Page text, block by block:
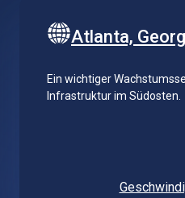
Atlanta,
Ein wichtiger
Infrastruktur im Südosten.